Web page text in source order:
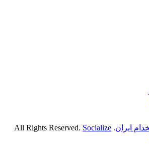
ایران. All Rights Reserved.
Socialize